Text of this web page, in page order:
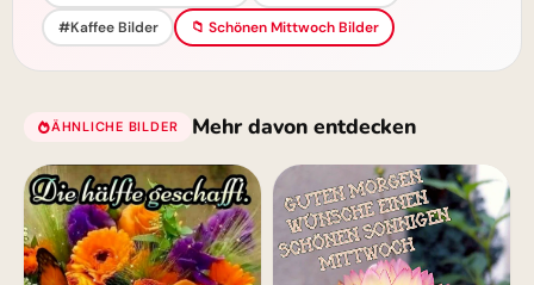
#Kaffee Bilder
📁 Schönen Mittwoch Bilder
ÄHNLICHE BILDER Mehr davon entdecken